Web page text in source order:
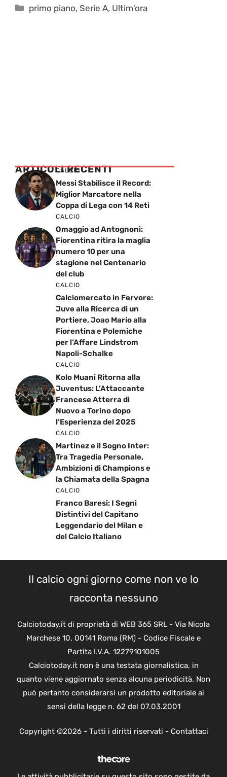
Categorie
primo piano,Serie A, Ultim'ora
ARTICOLI RECENTI
CALCIO
Messi Stabilisce il Record:
Miglior Marcatore nella
Coppa di Lega con 14 Reti
CALCIO
Omaggio ad Antognoni:
Fiorentina ritira la maglia
numero 10 per una
stagione nel Centenario
del club
CALCIO
Calciomercato in Fervore:
Juve alla Ricerca di un
Portiere, Joao Mario alla
Fiorentina e Polemiche
per l’Affare Lindstrom
Napoli-Schalke
CALCIO
Kolo Muani Ritorna alla
Juventus: L’Attaccante
Francese Atterra di
Nuovo a Torino dopo
l’Esperienza del 2025
CALCIO
Martinez e il Sogno Inter:
Tra Tragedia Personale,
Ambizioni di Champions e
la Chiamata della Spagna
CALCIO
Franco Baresi: I Segni
Distintivi del Capitano
Leggendario del Milan e
del Calcio Italiano
Il calcio ogni giorno come non ve lo
racconta nessuno
Calciotoday.it di proprietà di WEB 365 SRL - Via Nicola
Marchese 10, 00141 Roma (RM) - Codice Fiscale e
Partita I.V.A. 12279101005
Calciotoday.it non è una testata giornalistica, in
quanto viene aggiornato senza alcuna periodicità. Non
può pertanto considerarsi un prodotto editoriale ai
sensi della legge n. 62 del 07.03.2001
Copyright ©2026 - Tutti i diritti riservati - Contattaci